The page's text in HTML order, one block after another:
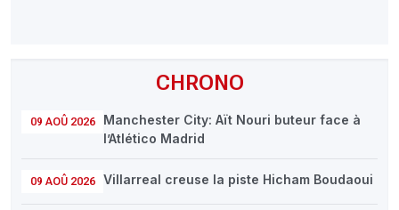
CHRONO
09 AOÛ 2026
Manchester City: Aït Nouri buteur face à
l’Atlético Madrid
09 AOÛ 2026 Villarreal creuse la piste Hicham Boudaoui